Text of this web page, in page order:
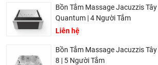
bị vệ sinh của Đức có bề dày lịch sử
đầu từ một xưởng sản xuất gia đình tại
Baden – Württemberg tây nam nước
sau hơn 2 thế kỷ phát triển, đến nay
trong những thương hiệu thiết bị vệ sinh
Bồn Tắm Massage Jacuzzis
Quantum | 4 Người Tắm
Liên hệ
Bồn Tắm Massage Jacuzzis
8 | 5 Người Tắm